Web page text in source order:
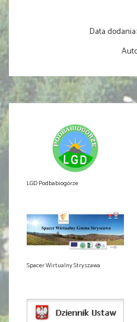
Data dodania:
LGD Podbabiogórze
Spacer Wirtualny Stryszawa